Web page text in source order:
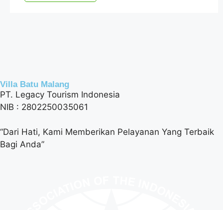
Villa Batu Malang
PT. Legacy Tourism Indonesia
NIB : 2802250035061
“Dari Hati, Kami Memberikan Pelayanan Yang Terbaik
Bagi Anda”